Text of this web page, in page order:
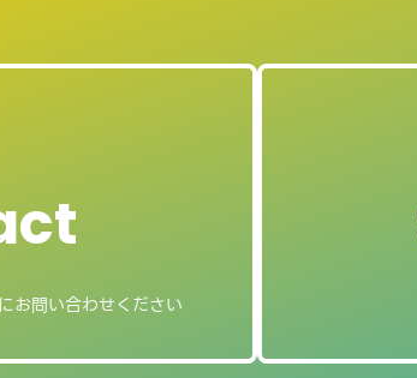
お問い合わせください